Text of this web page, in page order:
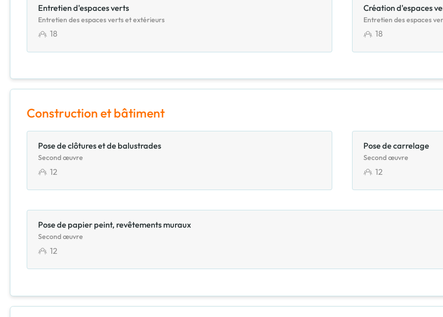
Entretien d'espaces verts
Entretien des espaces verts et extérieurs
18
Création d'espaces
Entretien des espaces
18
Construction et bâtiment
Pose de clôtures et de balustrades
Second œuvre
12
Pose de carrelage
Second œuvre
12
Pose de papier peint, revêtements muraux
Second œuvre
12